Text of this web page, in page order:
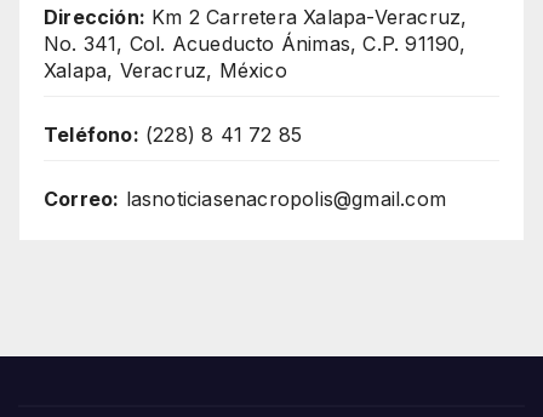
Dirección: Km 2 Carretera Xalapa-Veracruz,
No. 341, Col. Acueducto Ánimas, C.P. 91190,
Xalapa, Veracruz, México
Teléfono: (228) 8 41 72 85
Correo: lasnoticiasenacropolis@gmail.com